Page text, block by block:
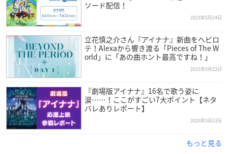
ソード配信！
2023年5月24日
立花慎之介さん『アイナナ』新曲をヘビロ
テ！Alexaから響き渡る「Pieces of The W
orld」に「あの曲ホント最高ですね！」
2023年5月23日
『劇場版アイナナ』16名で歌う姿に
涙……！ここがすごい7大ポイント【ネタ
バレありレポート】
2023年5月23日
もっと見る